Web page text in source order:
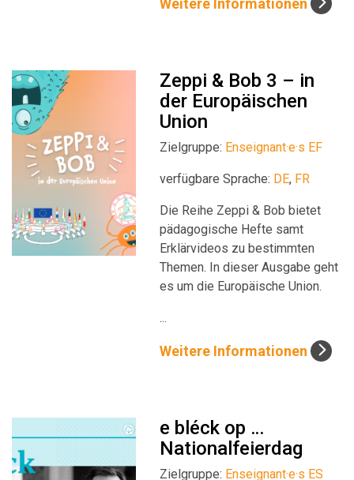
Weitere Informationen
Zeppi & Bob 3 – in
der Europäischen
Union
Zielgruppe: Enseignant·e·s EF
verfügbare Sprache: DE, FR
Die Reihe Zeppi & Bob bietet
pädagogische Hefte samt
Erklärvideos zu bestimmten
Themen. In dieser Ausgabe geht
es um die Europäische Union.
...
Weitere Informationen
e bléck op …
Nationalfeierdag
Zielgruppe: Enseignant·e·s ES